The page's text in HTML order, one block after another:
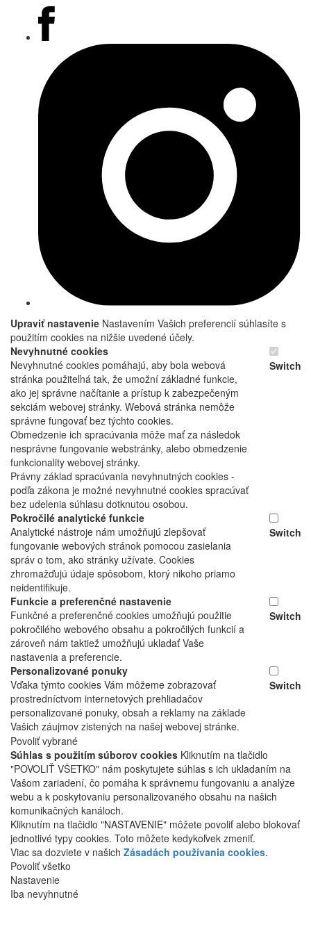
Upraviť nastavenie Nastavením Vašich preferencií súhlasíte s
použitím cookies na nižšie uvedené účely.
Nevyhnutné cookies
Nevyhnutné cookies pomáhajú, aby bola webová
stránka použiteľná tak, že umožní základné funkcie,
ako jej správne načítanie a prístup k zabezpečeným
sekciám webovej stránky. Webová stránka nemôže
správne fungovať bez týchto cookies.
Obmedzenie ich spracúvania môže mať za následok
nesprávne fungovanie webstránky, alebo obmedzenie
funkcionality webovej stránky.
Právny základ spracúvania nevyhnutných cookies -
podľa zákona je možné nevyhnutné cookies spracúvať
bez udelenia súhlasu dotknutou osobou.
Switch
Pokročilé analytické funkcie
Analytické nástroje nám umožňujú zlepšovať
fungovanie webových stránok pomocou zasielania
správ o tom, ako stránky užívate. Cookies
zhromažďujú údaje spôsobom, ktorý nikoho priamo
neidentifikuje.
Switch
Funkcie a preferenčné nastavenie
Funkčné a preferenčné cookies umožňujú použitie
pokročilého webového obsahu a pokročilých funkcií a
zároveň nám taktiež umožňujú ukladať Vaše
nastavenia a preferencie.
Switch
Personalizované ponuky
Vďaka týmto cookies Vám môžeme zobrazovať
prostredníctvom internetových prehliadačov
personalizované ponuky, obsah a reklamy na základe
Vašich záujmov zistených na našej webovej stránke.
Switch
Povoliť vybrané
Súhlas s použitím súborov cookies Kliknutím na tlačidlo
"POVOLIŤ VŠETKO" nám poskytujete súhlas s ich ukladaním na
Vašom zariadení, čo pomáha k správnemu fungovaniu a analýze
webu a k poskytovaniu personalizovaného obsahu na našich
komunikačných kanáloch.
Kliknutím na tlačidlo "NASTAVENIE" môžete povoliť alebo blokovať
jednotlivé typy cookies. Toto môžete kedykoľvek zmeniť.
Viac sa dozviete v našich Zásadách používania cookies.
Povoliť všetko
Nastavenie
Iba nevyhnutné